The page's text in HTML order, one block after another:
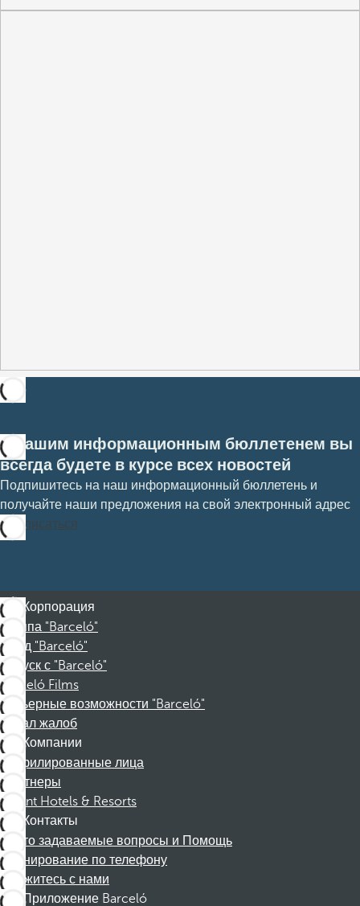
С нашим информационным бюллетенем вы
всегда будете в курсе всех новостей
Подпишитесь на наш информационный бюллетень и
получайте наши предложения на свой электронный адрес
Подписаться
Корпорация
Группа "Barceló"
Фонд "Barceló"
Отпуск с "Barceló"
Barceló Films
Карьерные возможности "Barceló"
Канал жалоб
Компании
Аффилированные лица
Партнеры
Dorint Hotels & Resorts
Контакты
Часто задаваемые вопросы и Помощь
Бронирование по телефону
Свяжитесь с нами
Приложение Barceló